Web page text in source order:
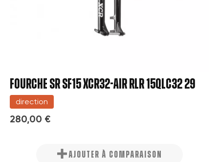
FOURCHE SR SF15 XCR32-AIR RLR 15QLC32 29
direction
280,00 €
AJOUTER À COMPARAISON